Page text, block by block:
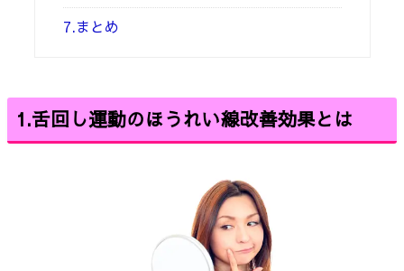
7.まとめ
1.舌回し運動のほうれい線改善効果とは